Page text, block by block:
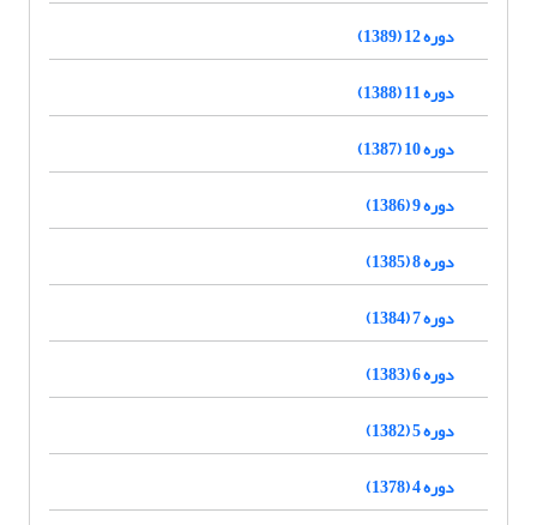
دوره 12 (1389)
دوره 11 (1388)
دوره 10 (1387)
دوره 9 (1386)
دوره 8 (1385)
دوره 7 (1384)
دوره 6 (1383)
دوره 5 (1382)
دوره 4 (1378)